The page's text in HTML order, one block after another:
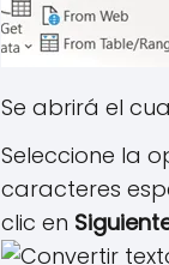
Se abrirá el
Seleccione la
caracteres
clic en